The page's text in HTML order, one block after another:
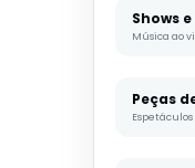
Shows
Música ao
Peças